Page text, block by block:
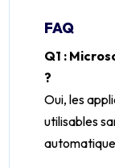
FAQ
Q1 :
?
Oui, les
utilisables